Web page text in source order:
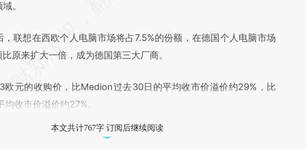
。
。
想在西欧个人电脑市场将占7.5%的份额，在德国个人电脑市场
原来扩大一倍，成为德国第三大厂商。
元的收购价，比Medion过去30日的平均收市价溢价约29%，比
收市价溢价约27%。
本文共计767字 订阅后继续阅读